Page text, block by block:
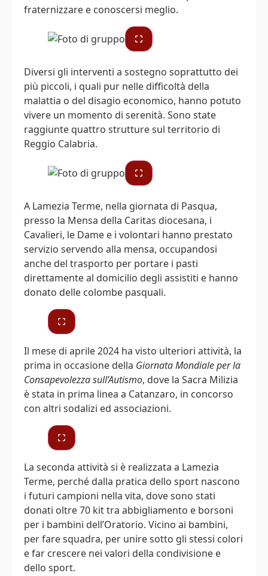
fraternizzare e conoscersi meglio.
Diversi gli interventi a sostegno soprattutto dei
più piccoli, i quali pur nelle difficoltà della
malattia o del disagio economico, hanno potuto
vivere un momento di serenità. Sono state
raggiunte quattro strutture sul territorio di
Reggio Calabria.
A Lamezia Terme, nella giornata di Pasqua,
presso la Mensa della Caritas diocesana, i
Cavalieri, le Dame e i volontari hanno prestato
servizio servendo alla mensa, occupandosi
anche del trasporto per portare i pasti
direttamente al domicilio degli assistiti e hanno
donato delle colombe pasquali.
Il mese di aprile 2024 ha visto ulteriori attività, la
prima in occasione della Giornata Mondiale per la
Consapevolezza sull’Autismo, dove la Sacra Milizia
è stata in prima linea a Catanzaro, in concorso
con altri sodalizi ed associazioni.
La seconda attività si è realizzata a Lamezia
Terme, perché dalla pratica dello sport nascono
i futuri campioni nella vita, dove sono stati
donati oltre 70 kit tra abbigliamento e borsoni
per i bambini dell’Oratorio. Vicino ai bambini,
per fare squadra, per unire sotto gli stessi colori
e far crescere nei valori della condivisione e
dello sport.